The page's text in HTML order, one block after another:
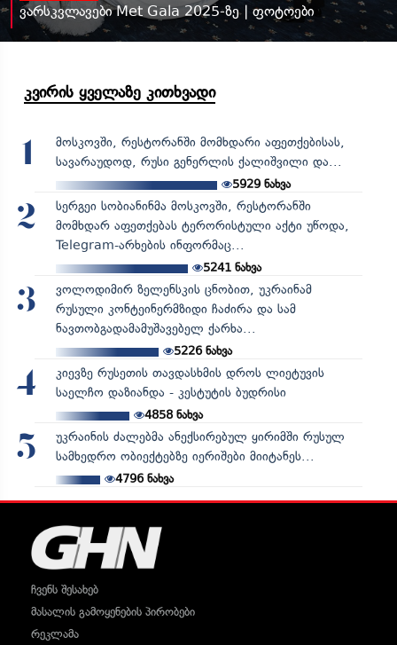
ვარსკვლავები Met Gala 2025-ზე | ფოტოები
კვირის ყველაზე კითხვადი
1
მოსკოვში, რესტორანში მომხდარი აფეთქებისას,
სავარაუდოდ, რუსი გენერლის ქალიშვილი და...
5929 ნახვა
2
სერგეი სობიანინმა მოსკოვში, რესტორანში
მომხდარ აფეთქებას ტერორისტული აქტი უწოდა,
Telegram-არხების ინფორმაც...
5241ნახვა
3
ვოლოდიმირ ზელენსკის ცნობით, უკრაინამ
რუსული კონტეინერმზიდი ჩაძირა და სამ
ნავთობგადამამუშავებელ ქარხა...
5226ნახვა
4
კიევზე რუსეთის თავდასხმის დროს ლიეტუვის
საელჩო დაზიანდა - კესტუტის ბუდრისი
4858ნახვა
5
უკრაინის ძალებმა ანექსირებულ ყირიმში რუსულ
სამხედრო ობიექტებზე იერიშები მიიტანეს...
4796ნახვა
ჩვენს შესახებ
მასალის გამოყენების პირობები
რეკლამა